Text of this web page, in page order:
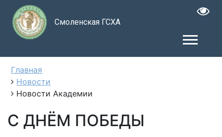
Смоленская ГСХА
Главная
Новости
Новости Академии
С ДНЁМ ПОБЕДЫ